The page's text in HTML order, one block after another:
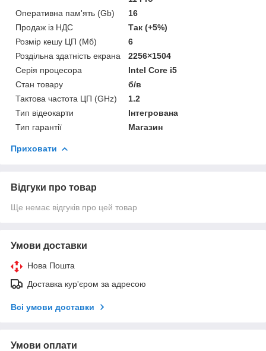
Оперативна пам'ять (Gb)
16
Продаж із НДС
Так (+5%)
Розмір кешу ЦП (Мб)
6
Роздільна здатність екрана
2256×1504
Серія процесора
Intel Core i5
Стан товару
б/в
Тактова частота ЦП (GHz)
1.2
Тип відеокарти
Інтегрована
Тип гарантії
Магазин
Приховати
Відгуки про товар
Ще немає відгуків про цей товар
Умови доставки
Нова Пошта
Доставка кур'єром за адресою
Всі умови доставки
Умови оплати